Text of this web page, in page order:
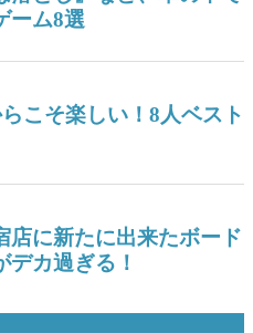
ーム8選
こそ楽しい！8人ベスト
店に新たに出来たボード
デカ過ぎる！